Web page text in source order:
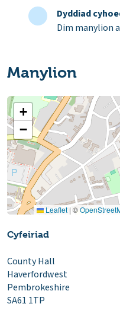
Dyddiad
Dim manylion
Manylion
+
−
Leaflet | ©
Cyfeiriad
County Hall
Haverfordwest
Pembrokeshire
SA61 1TP